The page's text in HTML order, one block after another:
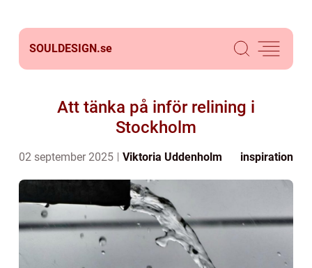
SOULDESIGN.se
Att tänka på inför relining i
Stockholm
02 september 2025 Viktoria Uddenholm inspiration